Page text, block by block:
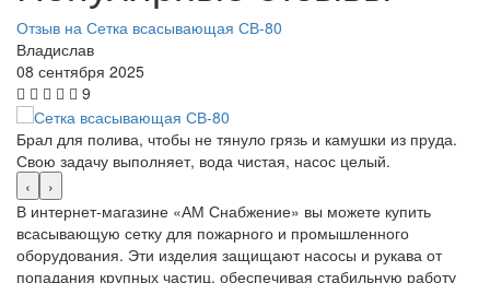
Отзыв на Сетка всасывающая СВ-80
Владислав
08 сентября 2025
9
Брал для полива, чтобы не тянуло грязь и камушки из пруда.
Свою задачу выполняет, вода чистая, насос целый.
‹
›
В интернет-магазине «АМ Снабжение» вы можете купить
всасывающую сетку для пожарного и промышленного
оборудования. Эти изделия защищают насосы и рукава от
попадания крупных частиц, обеспечивая стабильную работу